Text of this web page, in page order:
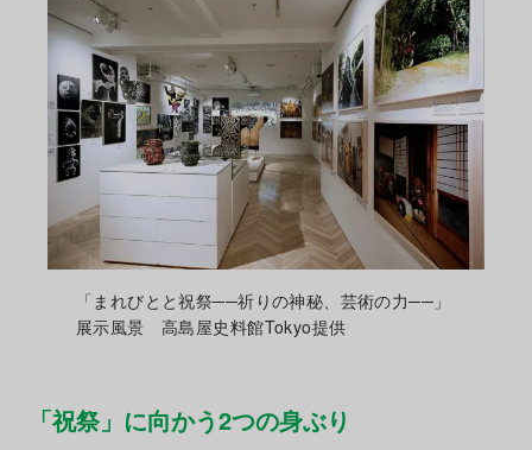
「まれびとと祝祭──祈りの神秘、芸術の力──」
展示風景 高島屋史料館Tokyo提供
「祝祭」に向かう2つの身ぶり